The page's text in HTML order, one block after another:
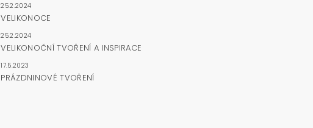
25.2.2024
VELIKONOCE
25.2.2024
VELIKONOČNÍ TVOŘENÍ A INSPIRACE
17.5.2023
PRÁZDNINOVÉ TVOŘENÍ